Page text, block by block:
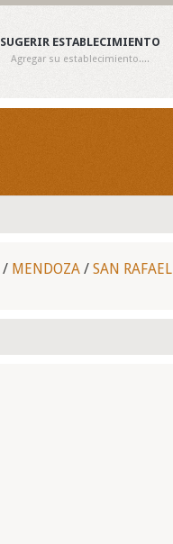
SUGERIR ESTABLECIMIENTO
Agregar su establecimiento....
/ MENDOZA / SAN RAFAEL